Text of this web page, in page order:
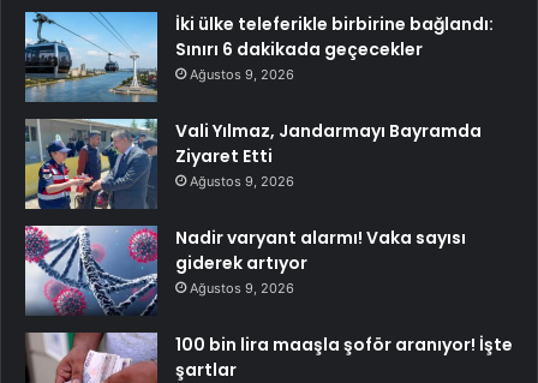
İki ülke teleferikle birbirine bağlandı:
Sınırı 6 dakikada geçecekler
Ağustos 9, 2026
Vali Yılmaz, Jandarmayı Bayramda
Ziyaret Etti
Ağustos 9, 2026
Nadir varyant alarmı! Vaka sayısı
giderek artıyor
Ağustos 9, 2026
100 bin lira maaşla şoför aranıyor! İşte
şartlar